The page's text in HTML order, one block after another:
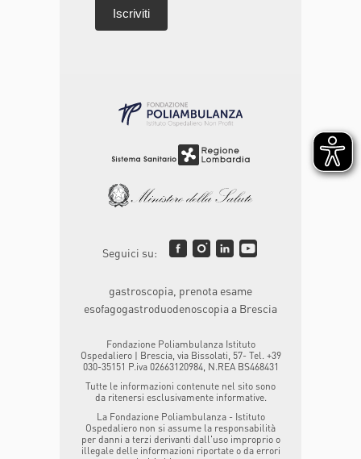
Seguici su:
gastroscopia, prenota esame
esofagogastroduodenoscopia a Brescia
Fondazione Poliambulanza Istituto
Ospedaliero | Brescia, via Bissolati, 57- Tel. +39
030-35151 P.iva 02663120984, N.REA BS468431
Tutte le informazioni contenute nel sito sono
da ritenersi esclusivamente informative.
La Fondazione Poliambulanza - Istituto
Ospedaliero non si assume la responsabilità
per danni a terzi derivanti dall'uso improprio o
illegale delle informazioni riportate o da errori